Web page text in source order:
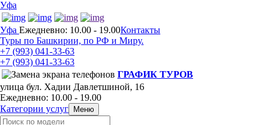
Уфа
Уфа Ежедневно: 10.00 - 19.00Контакты
Туры по Башкирии, по РФ и Миру.
+7 (993) 041-33-63
+7 (993) 041-33-63
ГРАФИК ТУРОВ
улица бул. Хадии Давлетшиной, 16
Ежедневно: 10.00 - 19.00
Категории услуг
Меню